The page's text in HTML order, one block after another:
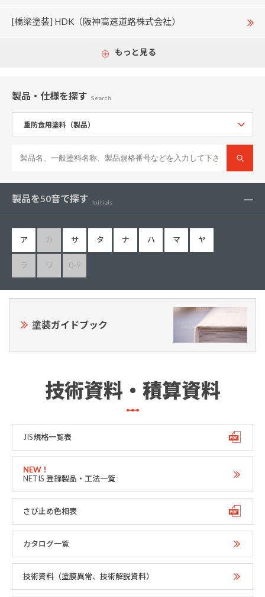
[橋梁塗装] HDK（阪神高速道路株式会社）
もっと見る
製品・仕様を探す Search
製品を50音で探す Initials
ア カ サ タ ナ ハ マ ヤ
ラ ワ 0-9
塗装ガイドブック
技術資料・積算資料
JIS規格一覧表
NETIS 登録製品・工法一覧
さび止め色相表
カタログ一覧
技術資料（塗膜異常、技術解説資料）